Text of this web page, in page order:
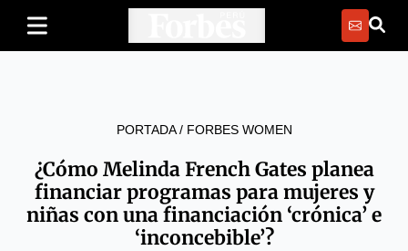
PORTADA/ FORBES WOMEN
¿Cómo Melinda French Gates planea
financiar programas para mujeres y
niñas con una financiación ‘crónica’ e
‘inconcebible’?